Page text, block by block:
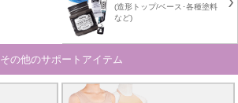
(造形トップ/ベース･各種塗料
など)
その他のサポートアイテム